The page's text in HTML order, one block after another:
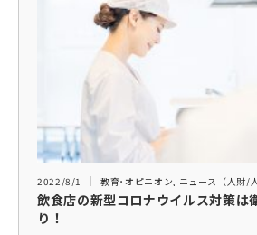
2022/8/1 教育･オピニオン ニュース（人財/
飲食店の新型コロナウイルス対策は
り！